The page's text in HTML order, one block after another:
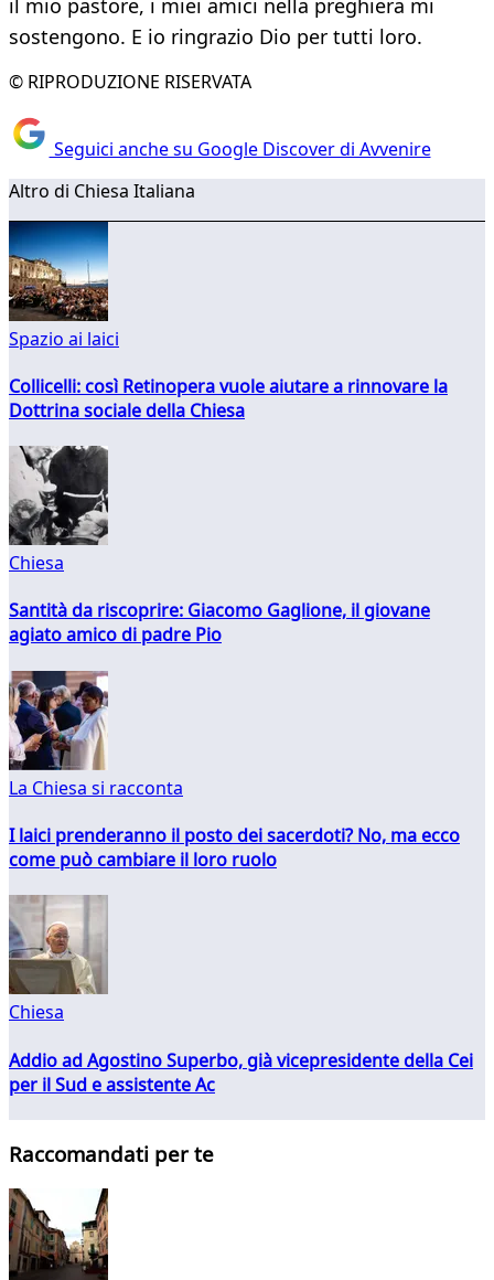
il mio pastore, i miei amici nella preghiera mi
sostengono. E io ringrazio Dio per tutti loro.
© RIPRODUZIONE RISERVATA
Seguici anche su Google Discover di Avvenire
Altro di Chiesa Italiana
Spazio ai laici
Collicelli: così Retinopera vuole aiutare a rinnovare la
Dottrina sociale della Chiesa
Chiesa
Santità da riscoprire: Giacomo Gaglione, il giovane
agiato amico di padre Pio
La Chiesa si racconta
I laici prenderanno il posto dei sacerdoti? No, ma ecco
come può cambiare il loro ruolo
Chiesa
Addio ad Agostino Superbo, già vicepresidente della Cei
per il Sud e assistente Ac
Raccomandati per te